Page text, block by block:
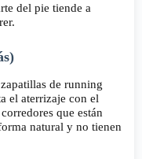
del pie tiende a
de running
el aterrizaje con el
que están
natural y no tienen